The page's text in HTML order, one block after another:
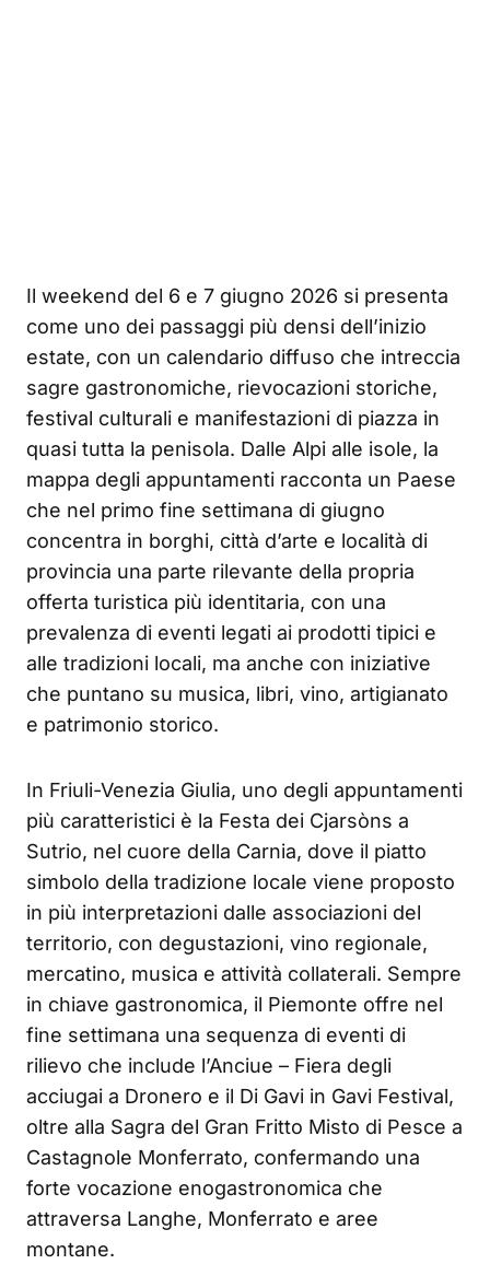
Il weekend del 6 e 7 giugno 2026 si presenta
come uno dei passaggi più densi dell’inizio
estate, con un calendario diffuso che intreccia
sagre gastronomiche, rievocazioni storiche,
festival culturali e manifestazioni di piazza in
quasi tutta la penisola. Dalle Alpi alle isole, la
mappa degli appuntamenti racconta un Paese
che nel primo fine settimana di giugno
concentra in borghi, città d’arte e località di
provincia una parte rilevante della propria
offerta turistica più identitaria, con una
prevalenza di eventi legati ai prodotti tipici e
alle tradizioni locali, ma anche con iniziative
che puntano su musica, libri, vino, artigianato
e patrimonio storico.
In Friuli-Venezia Giulia, uno degli appuntamenti
più caratteristici è la Festa dei Cjarsòns a
Sutrio, nel cuore della Carnia, dove il piatto
simbolo della tradizione locale viene proposto
in più interpretazioni dalle associazioni del
territorio, con degustazioni, vino regionale,
mercatino, musica e attività collaterali. Sempre
in chiave gastronomica, il Piemonte offre nel
fine settimana una sequenza di eventi di
rilievo che include l’Anciue – Fiera degli
acciugai a Dronero e il Di Gavi in Gavi Festival,
oltre alla Sagra del Gran Fritto Misto di Pesce a
Castagnole Monferrato, confermando una
forte vocazione enogastronomica che
attraversa Langhe, Monferrato e aree
montane.